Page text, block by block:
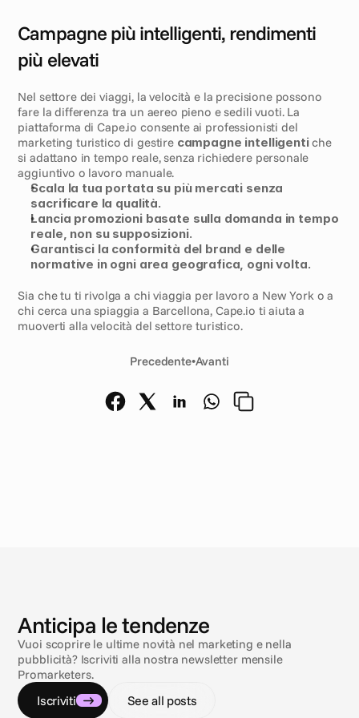
Campagne più intelligenti, rendimenti
più elevati
Nel settore dei viaggi, la velocità e la precisione possono
fare la differenza tra un aereo pieno e sedili vuoti. La
piattaforma di Cape.io consente ai professionisti del
marketing turistico di gestire campagne intelligenti che
si adattano in tempo reale, senza richiedere personale
aggiuntivo o lavoro manuale.
Scala la tua portata su più mercati senza
sacrificare la qualità.
Lancia promozioni basate sulla domanda in tempo
reale, non su supposizioni.
Garantisci la conformità del brand e delle
normative in ogni area geografica, ogni volta.
Sia che tu ti rivolga a chi viaggia per lavoro a New York o a
chi cerca una spiaggia a Barcellona, Cape.io ti aiuta a
muoverti alla velocità del settore turistico.
Precedente•Avanti
oti e
Anticipa le tendenze
Vuoi scoprire le ultime novità nel marketing e nella
pubblicità? Iscriviti alla nostra newsletter mensile
Promarketers.
Iscriviti See all posts